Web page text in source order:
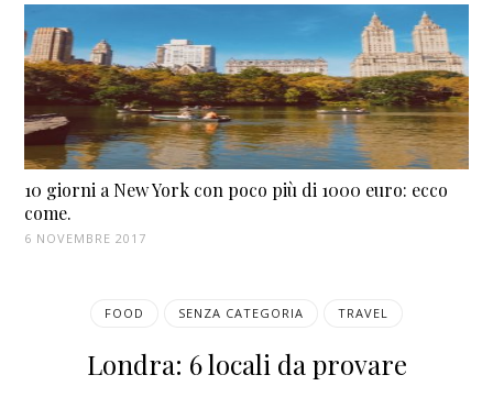
10 giorni a New York con poco più di 1000 euro: ecco
come.
6 NOVEMBRE 2017
FOOD SENZA CATEGORIA TRAVEL
Londra: 6 locali da provare